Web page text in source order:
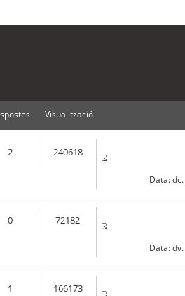
Visualització
2 240618
Data:
0 72182
Data:
1 166173